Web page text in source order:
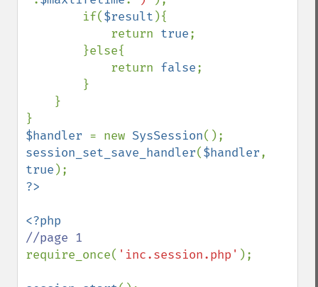
        if(
$result ){
            return
true;
            return
false;
$handler = new SysSession
session_set_save_handler($handler
true
require_once( 'inc.session.php' );